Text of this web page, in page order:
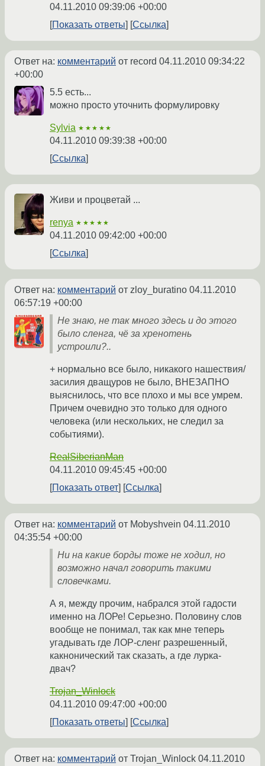
04.11.2010 09:39:06 +00:00
Показать ответы
Ссылка
Ответ на: комментарий от record 04.11.2010 09:34:22
+00:00
5.5 есть...
можно просто уточнить формулировку
Sylvia ★★★★★
04.11.2010 09:39:38 +00:00
Ссылка
Живи и процветай ...
renya ★★★★★
04.11.2010 09:42:00 +00:00
Ссылка
Ответ на: комментарий от zloy_buratino 04.11.2010
06:57:19 +00:00
Не знаю, не так много здесь и до этого
было сленга, чё за хренотень
устроили?..
+ нормально все было, никакого нашествия/
засилия дващуров не было, ВНЕЗАПНО
выяснилось, что все плохо и мы все умрем.
Причем очевидно это только для одного
человека (или нескольких, не следил за
событиями).
RealSiberianMan
04.11.2010 09:45:45 +00:00
Показать ответ
Ссылка
Ответ на: комментарий от Mobyshvein 04.11.2010
04:35:54 +00:00
Ни на какие борды тоже не ходил, но
возможно начал говорить такими
словечками.
А я, между прочим, набрался этой гадости
именно на ЛОРе! Серьезно. Половину слов
вообще не понимал, так как мне теперь
угадывать где ЛОР-сленг разрешенный,
какнонический так сказать, а где лурка-
двач?
Trojan_Winlock
04.11.2010 09:47:00 +00:00
Показать ответы
Ссылка
Ответ на: комментарий от Trojan_Winlock 04.11.2010